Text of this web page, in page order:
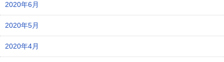
2020年6月
2020年5月
2020年4月